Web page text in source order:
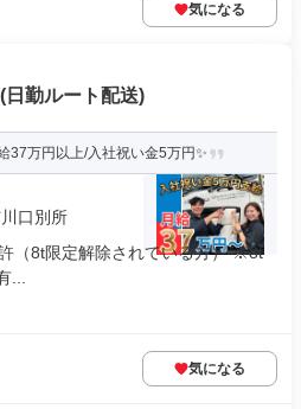
気になる
勤ルート配送)
37万円以上/入社祝い金5万円✨
口別所
（8t限定解除されている方） ※8t
...
気になる